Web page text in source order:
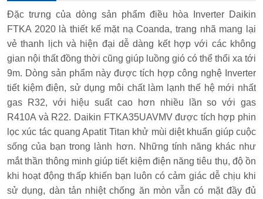
Đặc trưng của dòng sản phẩm điều hòa Inverter Daikin
FTKA 2020 là thiết kế mặt nạ Coanda, trang nhã mang lại
vẻ thanh lịch và hiện đại dễ dàng kết hợp với các không
gian nội thất đồng thời cũng giúp luồng gió có thể thổi xa tới
9m. Dòng sản phẩm này được tích hợp công nghệ Inverter
tiết kiệm điện, sử dụng môi chất làm lạnh thế hệ mới nhất
gas R32, với hiệu suất cao hơn nhiều lần so với gas
R410A và R22. Daikin FTKA35UAVMV được tích hợp phin
lọc xúc tác quang Apatit Titan khử mùi diệt khuẩn giúp cuộc
sống của bạn trong lành hơn. Những tính năng khác như
mắt thần thông minh giúp tiết kiệm điện năng tiêu thụ, độ ồn
khi hoạt động thấp khiến bạn luôn có cảm giác dễ chịu khi
sử dụng, dàn tản nhiệt chống ăn mòn vẫn có mặt đầy đủ